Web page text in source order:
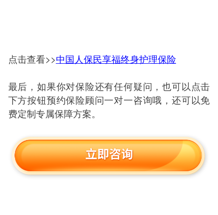
点击查看>>中国人保民享福终身护理保险
最后，如果你对保险还有任何疑问，也可以点击
下方按钮预约保险顾问一对一咨询哦，还可以免
费定制专属保障方案。